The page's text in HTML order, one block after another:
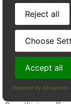
Quels
pour le
Reject all
Choose
Accept all
Powered by Acceptrics